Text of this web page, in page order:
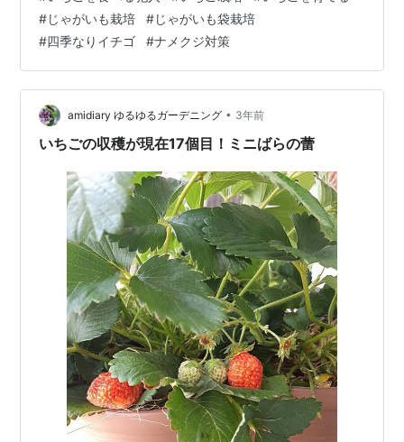
花壇に置いてたんだけど、、、なんかここで収穫するの
ちょーどいいかも、とそのまま💦😶 すくってみたら、ま
たやつにやられていた！！(꒪⌓꒪) 実は、前しばらく不在
のときに、横に植えてるもうひとつのイチゴ苗から 3つ
くらい赤くなりかけてたいちごがあったの 彼に赤くなっ
たら食べていいからねって水遣り…
#じゃがいも栽培 #じゃがいも袋栽培
#四季なりイチゴ #ナメクジ対策
amidiary ゆるゆるガーデニング • 3年前
いちごの収穫が現在17個目！ミニばらの蕾